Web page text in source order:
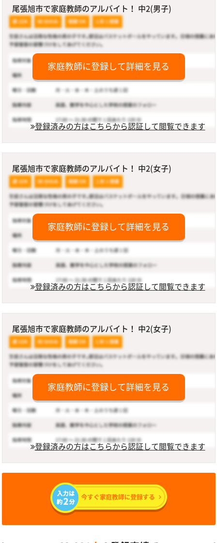
尾張旭市で家庭教師のアルバイト！ 中2(男子)
家庭教師に登録して詳細を見る
登録済みの方はこちらから認証して閲覧できます
尾張旭市で家庭教師のアルバイト！ 中2(女子)
家庭教師に登録して詳細を見る
登録済みの方はこちらから認証して閲覧できます
尾張旭市で家庭教師のアルバイト！ 中2(女子)
家庭教師に登録して詳細を見る
登録済みの方はこちらから認証して閲覧できます